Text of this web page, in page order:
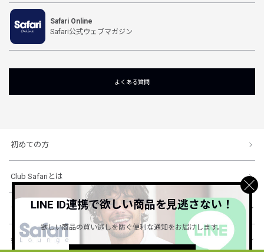
Safari Online
Safari公式ウェブマガジン
よくある質問
初めての方
Club Safariとは
ショッピングガイド
会社概要・規約
LINE ID連携で欲しい商品を見逃さない！
欲しい商品の買い逃しを防ぐ便利な通知をお届けします。